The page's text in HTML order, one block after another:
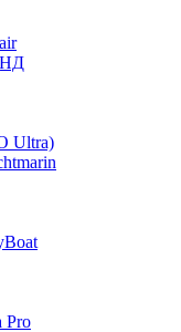
Ultra)
Pro